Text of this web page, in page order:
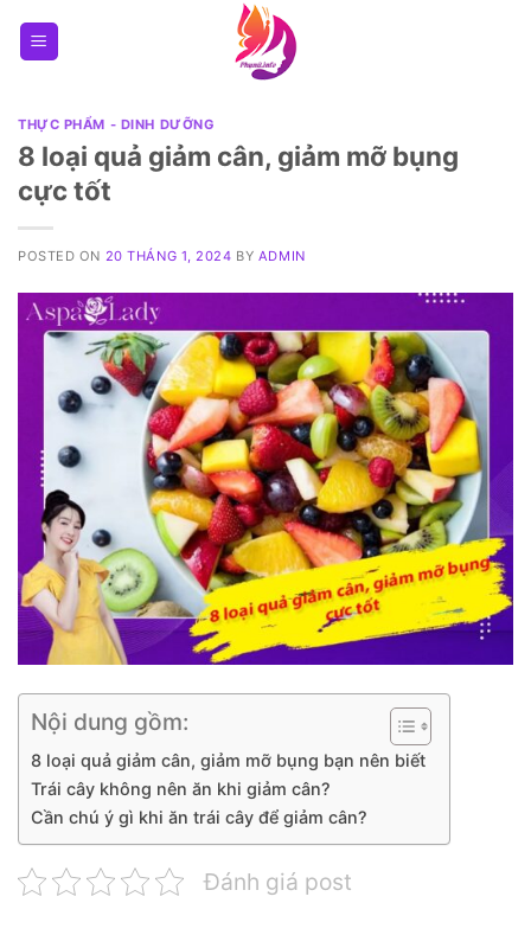
THỰC PHẨM - DINH DƯỠNG
8 loại quả giảm cân, giảm mỡ bụng
cực tốt
POSTED ON 20 THÁNG 1, 2024 BY ADMIN
Nội dung gồm:
8 loại quả giảm cân, giảm mỡ bụng bạn nên biết
Trái cây không nên ăn khi giảm cân?
Cần chú ý gì khi ăn trái cây để giảm cân?
Đánh giá post